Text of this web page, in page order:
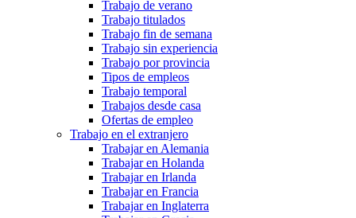
Trabajo de verano
Trabajo titulados
Trabajo fin de semana
Trabajo sin experiencia
Trabajo por provincia
Tipos de empleos
Trabajo temporal
Trabajos desde casa
Ofertas de empleo
Trabajo en el extranjero
Trabajar en Alemania
Trabajar en Holanda
Trabajar en Irlanda
Trabajar en Francia
Trabajar en Inglaterra